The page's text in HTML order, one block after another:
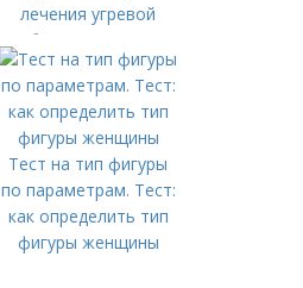
лечения угревой
болезни (акне)
Тест на тип фигуры
по параметрам. Тест:
как определить тип
фигуры женщины